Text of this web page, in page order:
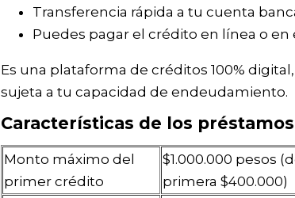
Transferencia rápida a tu cuenta
Puedes pagar el crédito en línea o en
Es una plataforma de créditos 100%
sujeta a tu capacidad de endeudamiento.
Características de los
Monto máximo del
primer crédito
$1.000.000 pesos
primera $400.000)